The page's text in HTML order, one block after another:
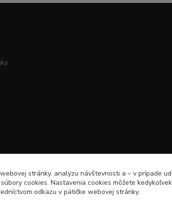
stránky, analýzu návštevnosti a – v prípade
cookies. Nastavenia cookies môžete
odkazu v pätičke webovej stránky.